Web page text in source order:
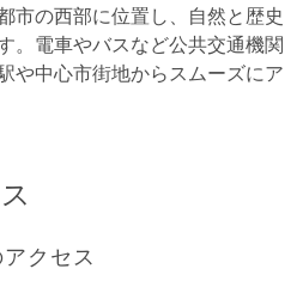
市の西部に位置し、自然と歴史
。電車やバスなど公共交通機関
や中心市街地からスムーズにア
クセス